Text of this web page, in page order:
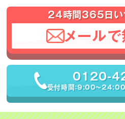
24時間365日い
メール
0120-
受付時間：9:00〜24:00